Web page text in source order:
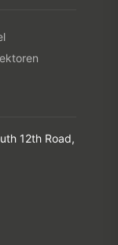
12th Road,